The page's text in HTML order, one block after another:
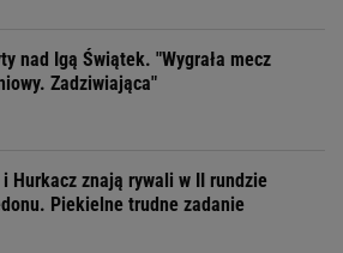
nad Igą Świątek. "Wygrała mecz
Zadziwiająca"
Hurkacz znają rywali w II rundzie
Piekielne trudne zadanie